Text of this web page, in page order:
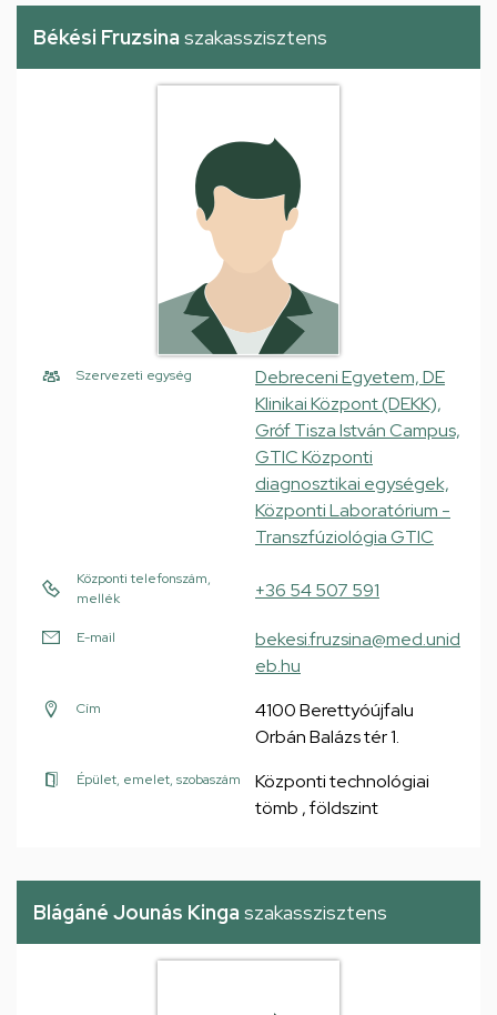
Békési Fruzsina szakasszisztens
Szervezeti egység
Debreceni Egyetem, DE
Klinikai Központ (DEKK),
Gróf Tisza István Campus,
GTIC Központi
diagnosztikai egységek,
Központi Laboratórium -
Transzfúziológia GTIC
Központi telefonszám,
mellék
+36 54 507 591
E-mail
bekesi.fruzsina@med.unid
eb.hu
Cím
4100 Berettyóújfalu
Orbán Balázs tér 1.
Épület, emelet, szobaszám
Központi technológiai
tömb , földszint
Blágáné Jounás Kinga szakasszisztens